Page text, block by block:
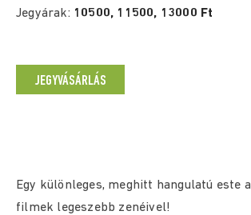
Jegyárak: 10500, 11500, 13000 Ft
JEGYVÁSÁRLÁS
Egy különleges, meghitt hangulatú este a
filmek legeszebb zenéivel!